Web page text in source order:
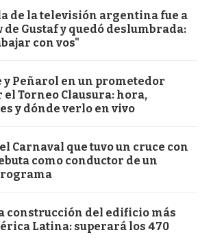
de la televisión argentina fue a
de Gustaf y quedó deslumbrada:
con vos"
y Peñarol en un prometedor
Torneo Clausura: hora,
y dónde verlo en vivo
Carnaval que tuvo un cruce con
como conductor de un
construcción del edificio más
Latina: superará los 470